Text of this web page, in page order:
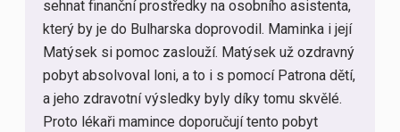
sehnat finanční prostředky na osobního asistenta,
který by je do Bulharska doprovodil. Maminka i její
Matýsek si pomoc zaslouží. Matýsek už ozdravný
pobyt absolvoval loni, a to i s pomocí Patrona dětí,
a jeho zdravotní výsledky byly díky tomu skvělé.
Proto lékaři mamince doporučují tento pobyt